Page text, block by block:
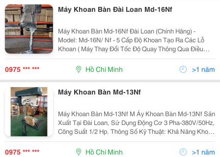
Máy Khoan Bàn Đài Loan Md-16Nf
Máy Khoan Bàn Md-16Nf Đài Loan (Chính Hãng) -
Model: Md-16N/ Nf - 5 Cấp Độ Khoan Tạo Ra Các Lỗ
Khoan ( Máy Thay Đổi Tốc Độ Quay Thông Qua Điều
Chỉnh Cỡ Puly Và Đai) - Đường Kính 16 Mm - Côn Trục
Chính: Mt2/ Jt3 - Hành Trình...
0975 *** *** Hồ Chí Minh >1 năm
Máy Khoan Bàn Md-13Nf
Máy Khoan Bàn Md-13Nf M Áy Khoan Bàn Md-13Nf Sản
Xuất Tại Đài Loan, Sử Dụng Động Cơ 3 Pha-380V/50Hz,
Công Suất 1/2 Hp. Thông Số Kỹ Thuật: Khả Năng Khoan
Lớn Nhất Ø16 Mm Côn Trục Chính Mt2/Jt3 Tốc Độ Trục
Chính 700~30
0975 *** *** Hồ Chí Minh >1 năm